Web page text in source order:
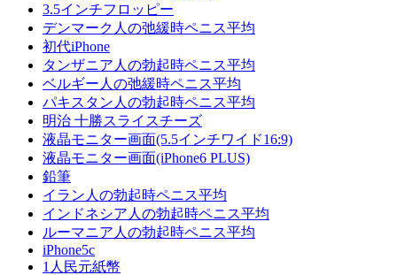
3.5インチフロッピー
デンマーク人の弛緩時ペニス平均
初代iPhone
タンザニア人の勃起時ペニス平均
ベルギー人の弛緩時ペニス平均
パキスタン人の勃起時ペニス平均
明治 十勝スライスチーズ
液晶モニター画面(5.5インチワイド16:9)
液晶モニター画面(iPhone6 PLUS)
鉛筆
イラン人の勃起時ペニス平均
インドネシア人の勃起時ペニス平均
ルーマニア人の勃起時ペニス平均
iPhone5c
1人民元紙幣